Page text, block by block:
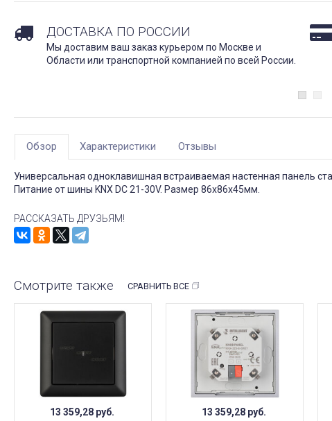
ДОСТАВКА ПО РОССИИ
Мы доставим ваш заказ курьером по Москве и
Области или транспортной компанией по всей России.
Обзор Характеристики Отзывы
Универсальная одноклавишная встраиваемая настенная панель
Питание от шины KNX DC 21-30V. Размер 86х86х45мм.
РАССКАЗАТЬ ДРУЗЬЯМ!
Смотрите также СРАВНИТЬ ВСЕ
13 359,28 руб. 13 359,28 руб.